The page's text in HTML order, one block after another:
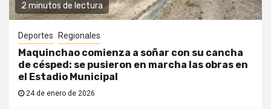
2 minutos de lectura
Deportes Regionales
Maquinchao comienza a soñar con su cancha
de césped: se pusieron en marcha las obras en
el Estadio Municipal
24 de enero de 2026